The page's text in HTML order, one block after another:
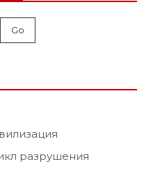
разрушения